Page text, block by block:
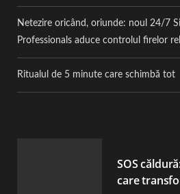
Netezire oricând, oriunde: noul 24/7
Professionals aduce controlul firelor
Ritualul de 5 minute care schimbă tot
SOS
care